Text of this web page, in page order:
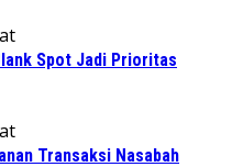
Spot Jadi Prioritas
Transaksi Nasabah